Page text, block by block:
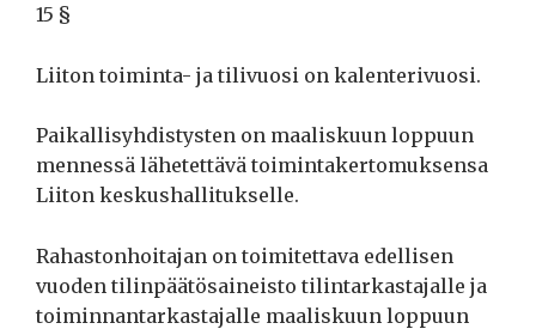
15 §
Liiton toiminta- ja tilivuosi on kalenterivuosi.
Paikallisyhdistysten on maaliskuun loppuun
mennessä lähetettävä toimintakertomuksensa
Liiton keskushallitukselle.
Rahastonhoitajan on toimitettava edellisen
vuoden tilinpäätösaineisto tilintarkastajalle ja
toiminnantarkastajalle maaliskuun loppuun